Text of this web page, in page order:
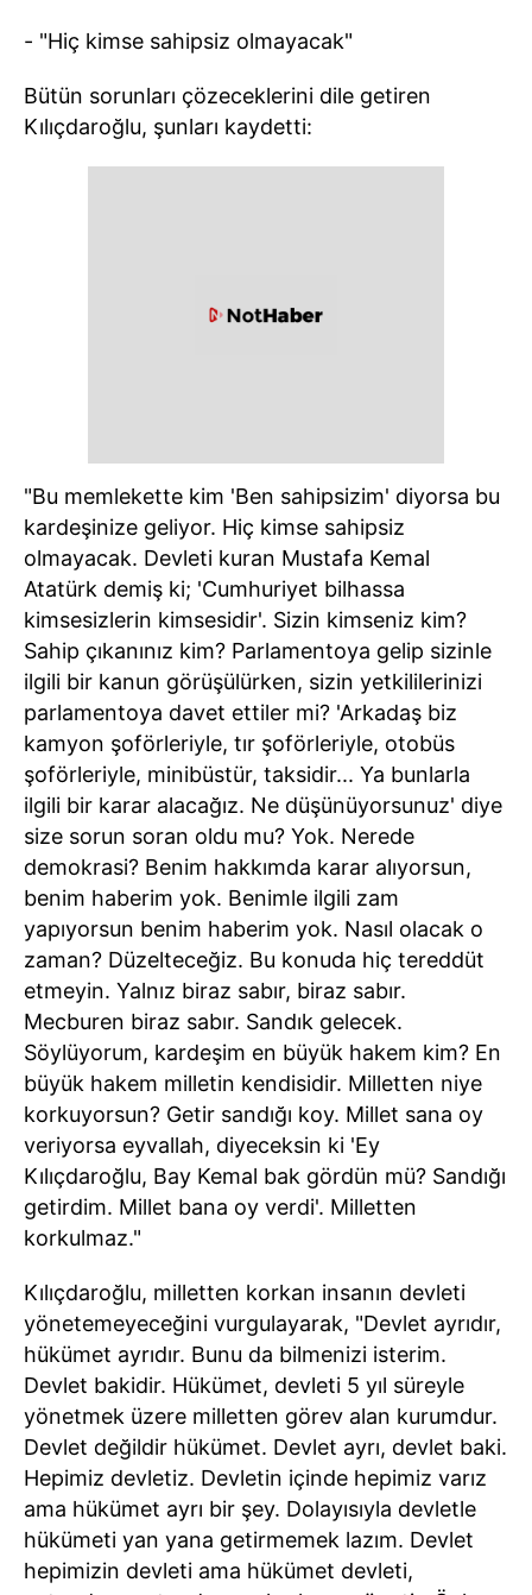
- "Hiç kimse sahipsiz olmayacak"
Bütün sorunları çözeceklerini dile getiren
Kılıçdaroğlu, şunları kaydetti:
"Bu memlekette kim 'Ben sahipsizim' diyorsa bu
kardeşinize geliyor. Hiç kimse sahipsiz
olmayacak. Devleti kuran Mustafa Kemal
Atatürk demiş ki; 'Cumhuriyet bilhassa
kimsesizlerin kimsesidir'. Sizin kimseniz kim?
Sahip çıkanınız kim? Parlamentoya gelip sizinle
ilgili bir kanun görüşülürken, sizin yetkililerinizi
parlamentoya davet ettiler mi? 'Arkadaş biz
kamyon şoförleriyle, tır şoförleriyle, otobüs
şoförleriyle, minibüstür, taksidir... Ya bunlarla
ilgili bir karar alacağız. Ne düşünüyorsunuz' diye
size sorun soran oldu mu? Yok. Nerede
demokrasi? Benim hakkımda karar alıyorsun,
benim haberim yok. Benimle ilgili zam
yapıyorsun benim haberim yok. Nasıl olacak o
zaman? Düzelteceğiz. Bu konuda hiç tereddüt
etmeyin. Yalnız biraz sabır, biraz sabır.
Mecburen biraz sabır. Sandık gelecek.
Söylüyorum, kardeşim en büyük hakem kim? En
büyük hakem milletin kendisidir. Milletten niye
korkuyorsun? Getir sandığı koy. Millet sana oy
veriyorsa eyvallah, diyeceksin ki 'Ey
Kılıçdaroğlu, Bay Kemal bak gördün mü? Sandığı
getirdim. Millet bana oy verdi'. Milletten
korkulmaz."
Kılıçdaroğlu, milletten korkan insanın devleti
yönetemeyeceğini vurgulayarak, "Devlet ayrıdır,
hükümet ayrıdır. Bunu da bilmenizi isterim.
Devlet bakidir. Hükümet, devleti 5 yıl süreyle
yönetmek üzere milletten görev alan kurumdur.
Devlet değildir hükümet. Devlet ayrı, devlet baki.
Hepimiz devletiz. Devletin içinde hepimiz varız
ama hükümet ayrı bir şey. Dolayısıyla devletle
hükümeti yan yana getirmemek lazım. Devlet
hepimizin devleti ama hükümet devleti,